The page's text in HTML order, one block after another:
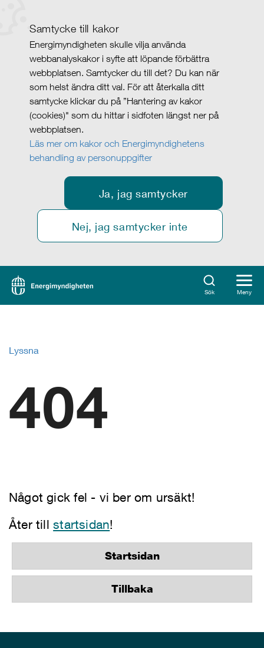
Samtycke till kakor
Energimyndigheten skulle vilja använda
webbanalyskakor i syfte att löpande förbättra
webbplatsen. Samtycker du till det? Du kan när
som helst ändra ditt val. För att återkalla ditt
samtycke klickar du på ”Hantering av kakor
(cookies)" som du hittar i sidfoten längst ner på
webbplatsen.
Läs mer om kakor och Energimyndighetens
behandling av personuppgifter
Ja, jag samtycker
Nej, jag samtycker inte
Sök Meny
Lyssna
404
Något gick fel - vi ber om ursäkt!
Åter tillstartsidan!
Startsidan
Tillbaka